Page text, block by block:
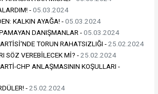
-05.03.2024
KALKIN AYAĞA! -05.03.2024
DANIŞMANLAR -05.03.2024
TORUN RAHATSIZLIĞI -25.02.2024
SÖZ VEREBİLECEK Mİ? -25.02.2024
CHP ANLAŞMASININ KOŞULLARI -
-25.02.2024